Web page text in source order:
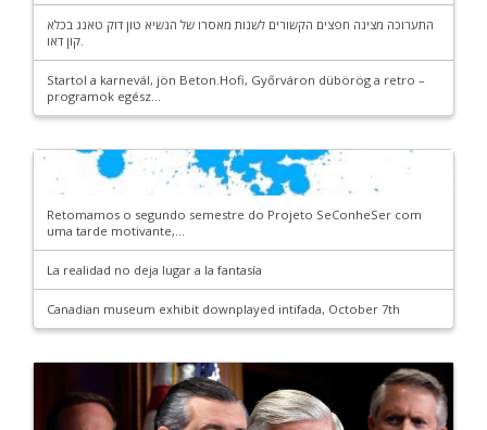
התערוכה מציגה חפצים הקשורים לשנות מאסרו של הנשיא טון דוק טאנג בכלא
קון דאו.
Startol a karnevál, jön Beton.Hofi, Győrváron dübörög a retro –
programok egész...
Retomamos o segundo semestre do Projeto SeConheSer com
uma tarde motivante,...
La realidad no deja lugar a la fantasía
Canadian museum exhibit downplayed intifada, October 7th